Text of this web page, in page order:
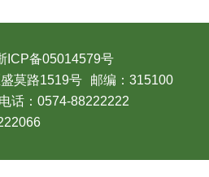
ICP备05014579号
莫路1519号
邮编：315100
电话：0574-88222222